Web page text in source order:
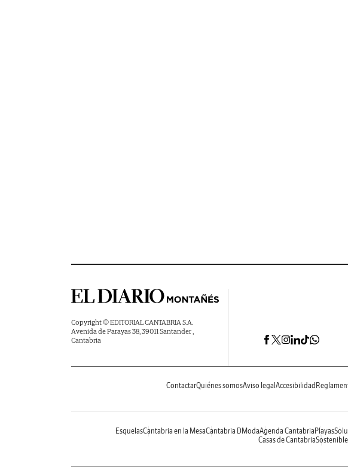
Copyright © EDITORIAL CANTABRIA S.A.
Avenida de Parayas 38, 39011 Santander ,
Cantabria
ContactarQuiénes somosAviso legal Accesibilidad
EsquelasCantabria en la MesaCantabria DModaAgenda Cantabria Playas
Casas de Cantabria